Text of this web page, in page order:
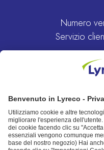
Numero
Servizio
Vai
MAGGIORI